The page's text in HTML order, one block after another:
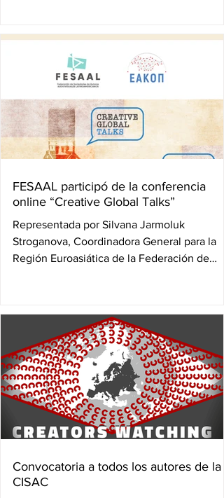
FESAAL participó de la conferencia
online “Creative Global Talks”
Representada por Silvana Jarmoluk
Stroganova, Coordinadora General para la
Región Euroasiática de la Federación de
Convocatoria a todos los autores de la
CISAC